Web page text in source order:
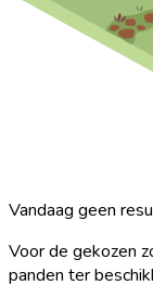
Vandaag geen
Voor de gekozen
panden ter